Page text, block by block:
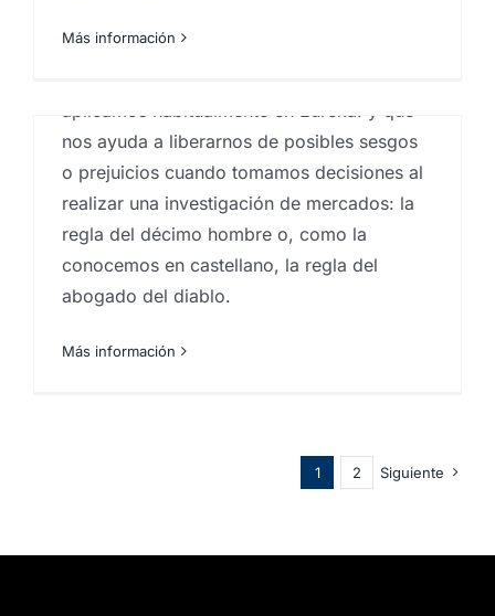
Más información
Relacionado con nuestro anterior artículo,
aplicamos habitualmente en Eureka! y que
nos ayuda a liberarnos de posibles sesgos
o prejuicios cuando tomamos decisiones al
realizar una investigación de mercados: la
regla del décimo hombre o, como la
conocemos en castellano, la regla del
abogado del diablo.
Más información
1 2 Siguiente